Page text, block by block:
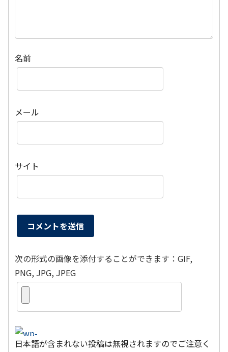
名前
メール
サイト
次の形式の画像を添付することができます：GIF,
PNG, JPG, JPEG
日本語が含まれない投稿は無視されますのでご注意く